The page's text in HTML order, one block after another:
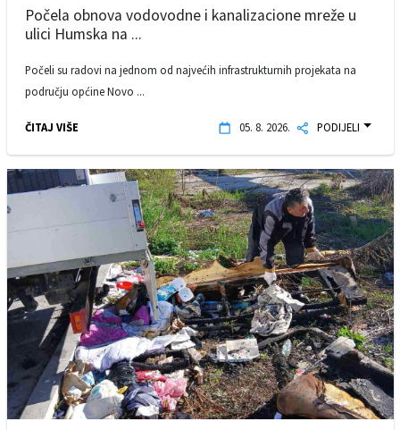
Počela obnova vodovodne i kanalizacione mreže u
ulici Humska na ...
Počeli su radovi na jednom od najvećih infrastrukturnih projekata na
području općine Novo ...
ČITAJ VIŠE 05. 8. 2026. PODIJELI